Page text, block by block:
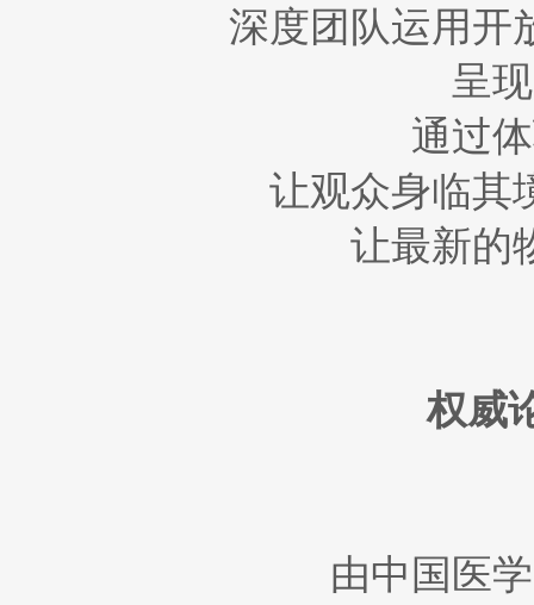
深度团队运用开
呈
通过
让观众身临其
让最新的
权威
由中国医